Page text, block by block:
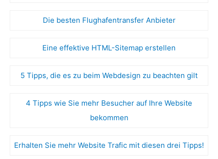
Die besten Flughafentransfer Anbieter
Eine effektive HTML-Sitemap erstellen
5 Tipps, die es zu beim Webdesign zu beachten gilt
4 Tipps wie Sie mehr Besucher auf Ihre Website
bekommen
Erhalten Sie mehr Website Trafic mit diesen drei Tipps!